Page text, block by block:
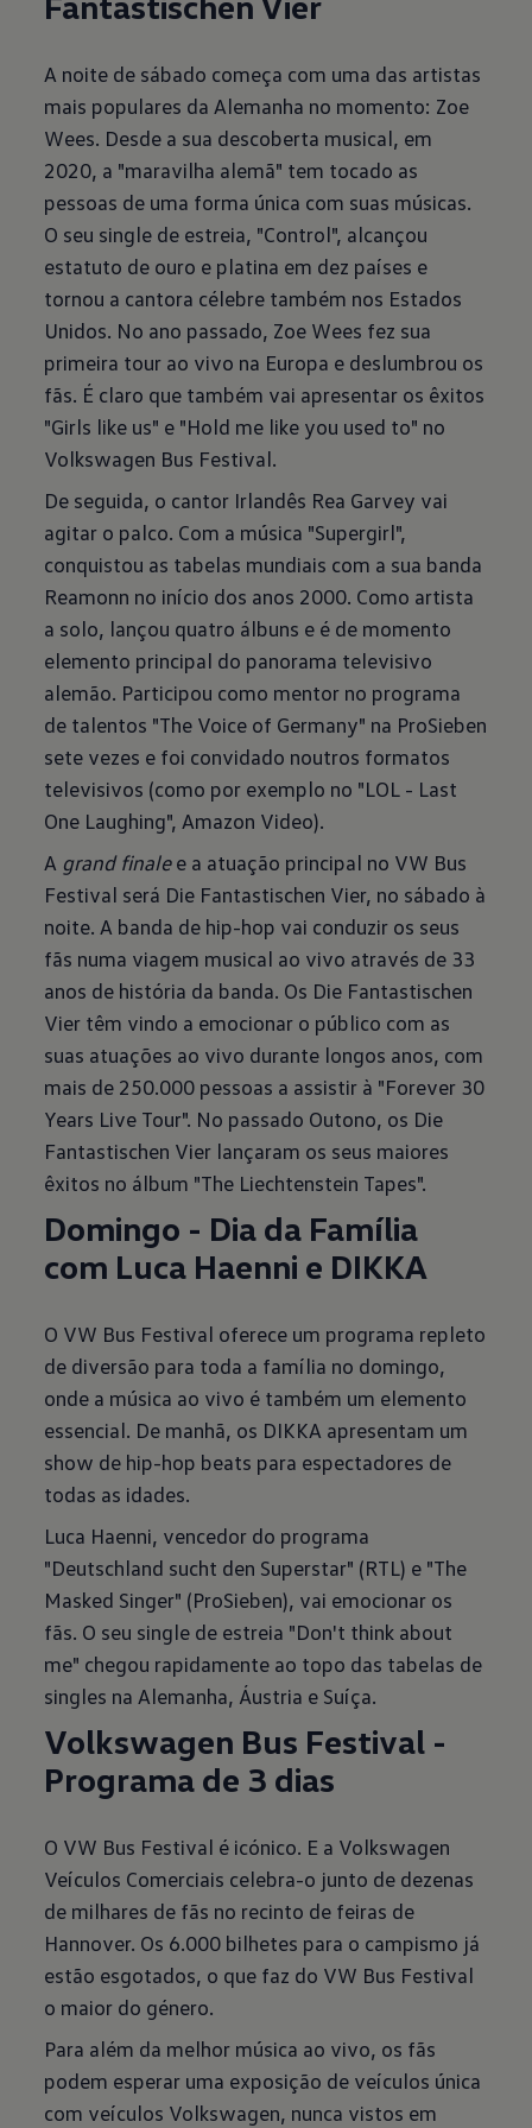
A noite de sábado começa com uma das artistas
mais populares da Alemanha no momento: Zoe
Wees. Desde a sua descoberta musical, em
2020, a "maravilha alemã" tem tocado as
pessoas de uma forma única com suas músicas.
O seu single de estreia, "Control", alcançou
estatuto de ouro e platina em dez países e
tornou a cantora célebre também nos Estados
Unidos. No ano passado, Zoe Wees fez sua
primeira tour ao vivo na Europa e deslumbrou os
fãs. É claro que também vai apresentar os êxitos
"Girls like us" e "Hold me like you used to" no
Volkswagen Bus Festival.
De seguida, o cantor Irlandês Rea Garvey vai
agitar o palco. Com a música "Supergirl",
conquistou as tabelas mundiais com a sua banda
Reamonn no início dos anos 2000. Como artista
a solo, lançou quatro álbuns e é de momento
elemento principal do panorama televisivo
alemão. Participou como mentor no programa
de talentos "The Voice of Germany" na ProSieben
sete vezes e foi convidado noutros formatos
televisivos (como por exemplo no "LOL - Last
One Laughing", Amazon Video).
A grand finalee a atuação principal no VW Bus
Festival será Die Fantastischen Vier, no sábado à
noite. A banda de hip-hop vai conduzir os seus
fãs numa viagem musical ao vivo através de 33
anos de história da banda. Os Die Fantastischen
Vier têm vindo a emocionar o público com as
suas atuações ao vivo durante longos anos, com
mais de 250.000 pessoas a assistir à "Forever 30
Years Live Tour". No passado Outono, os Die
Fantastischen Vier lançaram os seus maiores
êxitos no álbum "The Liechtenstein Tapes".
Domingo - Dia da Família
com Luca Haenni e DIKKA
O VW Bus Festival oferece um programa repleto
de diversão para toda a família no domingo,
onde a música ao vivo é também um elemento
essencial. De manhã, os DIKKA apresentam um
show de hip-hop beats para espectadores de
todas as idades.
Luca Haenni, vencedor do programa
"Deutschland sucht den Superstar" (RTL) e "The
Masked Singer" (ProSieben), vai emocionar os
fãs. O seu single de estreia "Don't think about
me" chegou rapidamente ao topo das tabelas de
singles na Alemanha, Áustria e Suíça.
Volkswagen Bus Festival -
Programa de 3 dias
O VW Bus Festival é icónico. E a Volkswagen
Veículos Comerciais celebra-o junto de dezenas
de milhares de fãs no recinto de feiras de
Hannover. Os 6.000 bilhetes para o campismo já
estão esgotados, o que faz do VW Bus Festival
o maior do género.
Para além da melhor música ao vivo, os fãs
podem esperar uma exposição de veículos única
com veículos Volkswagen, nunca vistos em